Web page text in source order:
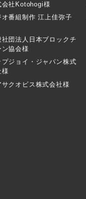
会社Kotohogi様
オ番組制作 江上佳弥子
社団法人日本ブロックチ
ン協会様
プジョイ・ジャパン株式
様
サクオビス株式会社様